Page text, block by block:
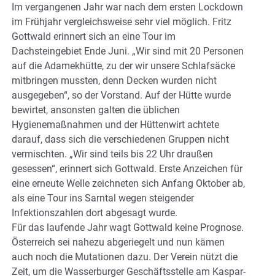
Im vergangenen Jahr war nach dem ersten Lockdown
im Frühjahr vergleichsweise sehr viel möglich. Fritz
Gottwald erinnert sich an eine Tour im
Dachsteingebiet Ende Juni. „Wir sind mit 20 Personen
auf die Adamekhütte, zu der wir unsere Schlafsäcke
mitbringen mussten, denn Decken wurden nicht
ausgegeben“, so der Vorstand. Auf der Hütte wurde
bewirtet, ansonsten galten die üblichen
Hygienemaßnahmen und der Hüttenwirt achtete
darauf, dass sich die verschiedenen Gruppen nicht
vermischten. „Wir sind teils bis 22 Uhr draußen
gesessen“, erinnert sich Gottwald. Erste Anzeichen für
eine erneute Welle zeichneten sich Anfang Oktober ab,
als eine Tour ins Sarntal wegen steigender
Infektionszahlen dort abgesagt wurde.
Für das laufende Jahr wagt Gottwald keine Prognose.
Österreich sei nahezu abgeriegelt und nun kämen
auch noch die Mutationen dazu. Der Verein nützt die
Zeit, um die Wasserburger Geschäftsstelle am Kaspar-